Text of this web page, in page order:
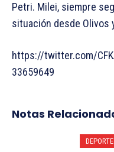
Petri. Milei, siempre
situación desde Olivos
https://twitter.com/
33659649
Notas